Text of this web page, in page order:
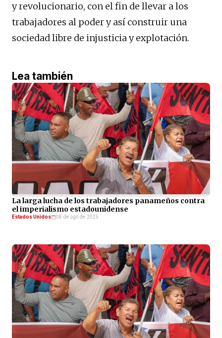
y revolucionario, con el fin de llevar a los
trabajadores al poder y así construir una
sociedad libre de injusticia y explotación.
Lea también
La larga lucha de los trabajadores panameños contra
el imperialismo estadounidense
Estados Unidos 08 de ago de 2025